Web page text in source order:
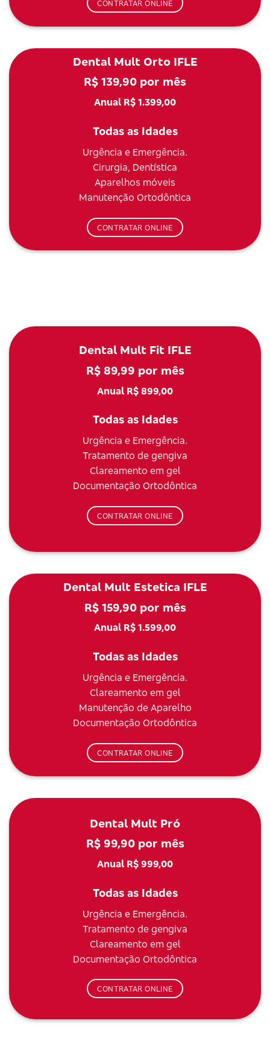
CONTRATAR ONLINE
Dental Mult Orto IFLE
R$ 139,90 por mês
Anual R$ 1.399,00
Todas as Idades
Urgência e Emergência.
Cirurgia, Dentística
Aparelhos móveis
Manutenção Ortodôntica
CONTRATAR ONLINE
Dental Mult Fit IFLE
R$ 89,99 por mês
Anual R$ 899,00
Todas as Idades
Urgência e Emergência.
Tratamento de gengiva
Clareamento em gel
Documentação Ortodôntica
CONTRATAR ONLINE
Dental Mult Estetica IFLE
R$ 159,90 por mês
Anual R$ 1.599,00
Todas as Idades
Urgência e Emergência.
Clareamento em gel
Manutenção de Aparelho
Documentação Ortodôntica
CONTRATAR ONLINE
Dental Mult Pró
R$ 99,90 por mês
Anual R$ 999,00
Todas as Idades
Urgência e Emergência.
Tratamento de gengiva
Clareamento em gel
Documentação Ortodôntica
CONTRATAR ONLINE